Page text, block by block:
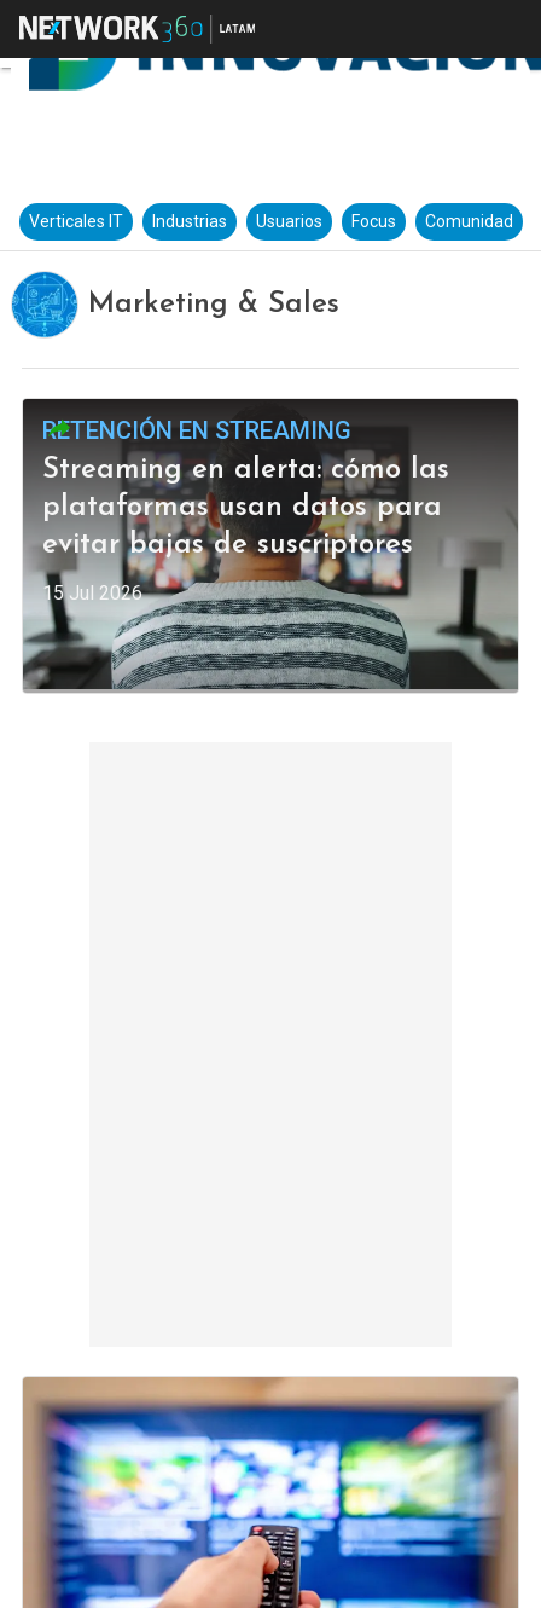
Verticales IT Industrias Usuarios Focus Comunidad
Marketing & Sales
RETENCIÓN EN STREAMING
Streaming en alerta: cómo las
plataformas usan datos para
evitar bajas de suscriptores
15 Jul 2026